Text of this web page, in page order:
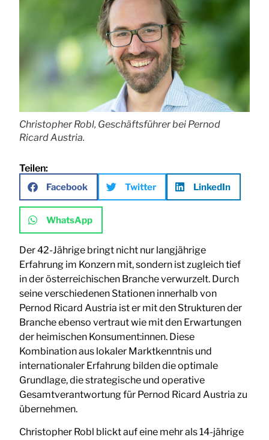
Christopher Robl, Geschäftsführer bei Pernod
Ricard Austria.
Teilen:
Facebook Twitter LinkedIn
WhatsApp
Der 42-Jährige bringt nicht nur langjährige
Erfahrung im Konzern mit, sondern ist zugleich tief
in der österreichischen Branche verwurzelt. Durch
seine verschiedenen Stationen innerhalb von
Pernod Ricard Austria ist er mit den Strukturen der
Branche ebenso vertraut wie mit den Erwartungen
der heimischen Konsument:innen. Diese
Kombination aus lokaler Marktkenntnis und
internationaler Erfahrung bilden die optimale
Grundlage, die strategische und operative
Gesamtverantwortung für Pernod Ricard Austria zu
übernehmen.
Christopher Robl blickt auf eine mehr als 14-jährige